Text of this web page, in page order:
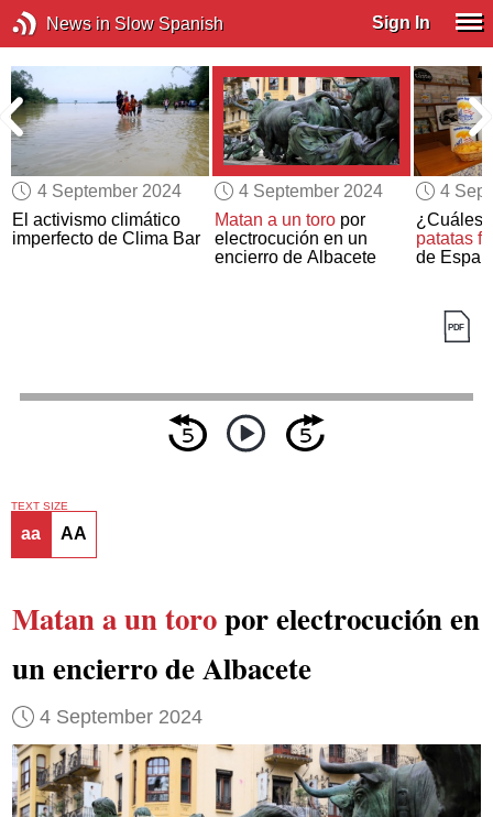
News in Slow Spanish Sign In
4 September 2024
El activismo climático
imperfecto de Clima Bar
4 September 2024
Matan a un toropor
electrocución en un
encierro de Albacete
4
¿Cuáles
patatas
de
TEXT SIZE
aa AA
Matan a un toropor electrocución en
un encierro de Albacete
4 September 2024